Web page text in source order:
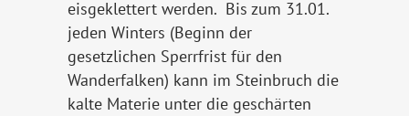
eisgeklettert werden. Bis zum 31.01.
jeden Winters (Beginn der
gesetzlichen Sperrfrist für den
Wanderfalken) kann im Steinbruch die
kalte Materie unter die geschärten